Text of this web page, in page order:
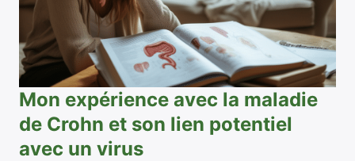
Mon expérience avec la maladie
de Crohn et son lien potentiel
avec un virus